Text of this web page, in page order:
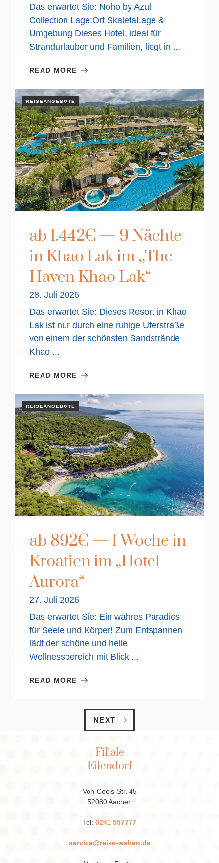
Das erwartet Sie: Noho by Azul
Collection Lage:Ort SkaletaLage &
Umgebung Dieses Hotel, ideal für
Strandurlauber und Familien, liegt in ...
READ MORE
REISEANGEBOTE
ab 1.442€ — 9 Nächte
in Khao Lak im ,,The
Haven Khao Lak“
28. Juli 2026
Das erwartet Sie: Dieses Resort in Khao
Lak ist nur durch eine ruhige Uferstraße
von einem der schönsten Sandstrände
Khao ...
READ MORE
REISEANGEBOTE
ab 892€ — 1 Woche in
Kroatien im „Hotel
Aurora“
27. Juli 2026
Das erwartet Sie: Ein wahres Paradies
für Seele und Körper! Zum Entspannen
lädt der schöne und helle
Wellnessbereich mit Blick ...
READ MORE
NEXT
Filiale
Eilendorf
Von-Coels-Str. 45
52080 Aachen
Tel: 0241 557777
service@reise-welten.de